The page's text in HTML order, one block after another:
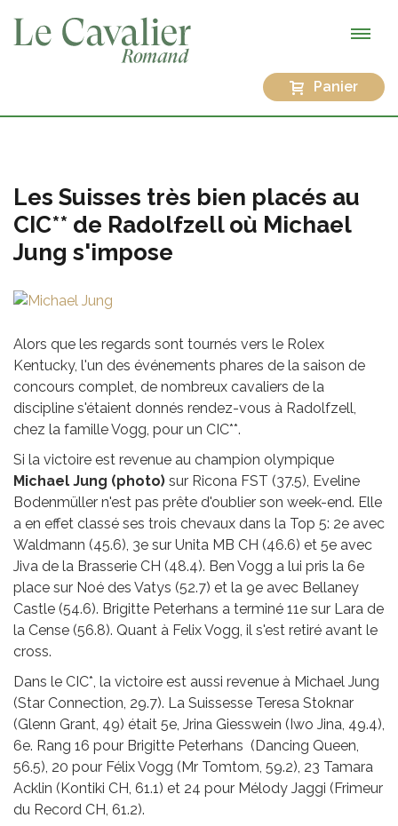
Panier
Les Suisses très bien placés au
CIC** de Radolfzell où Michael
Jung s'impose
Alors que les regards sont tournés vers le Rolex
Kentucky, l'un des événements phares de la saison de
concours complet, de nombreux cavaliers de la
discipline s'étaient donnés rendez-vous à Radolfzell,
chez la famille Vogg, pour un CIC**.
Si la victoire est revenue au champion olympique
Michael Jung (photo) sur Ricona FST (37.5), Eveline
Bodenmüller n'est pas prête d'oublier son week-end. Elle
a en effet classé ses trois chevaux dans la Top 5: 2e avec
Waldmann (45.6), 3e sur Unita MB CH (46.6) et 5e avec
Jiva de la Brasserie CH (48.4). Ben Vogg a lui pris la 6e
place sur Noé des Vatys (52.7) et la 9e avec Bellaney
Castle (54.6). Brigitte Peterhans a terminé 11e sur Lara de
la Cense (56.8). Quant à Felix Vogg, il s'est retiré avant le
cross.
Dans le CIC*, la victoire est aussi revenue à Michael Jung
(Star Connection, 29.7). La Suissesse Teresa Stoknar
(Glenn Grant, 49) était 5e, Jrina Giesswein (Iwo Jina, 49.4),
6e. Rang 16 pour Brigitte Peterhans (Dancing Queen,
56.5), 20 pour Félix Vogg (Mr Tomtom, 59.2), 23 Tamara
Acklin (Kontiki CH, 61.1) et 24 pour Mélody Jaggi (Frimeur
du Record CH, 61.2).